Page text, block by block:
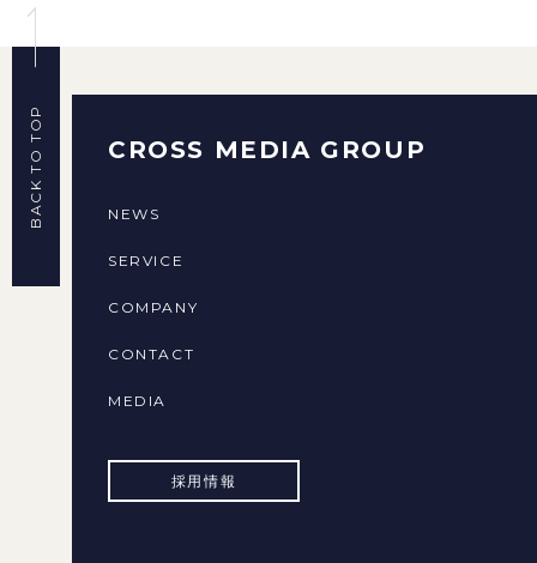
BACK TO TOP CROSS MEDIA GROUP
NEWS
SERVICE
COMPANY
CONTACT
MEDIA
採用情報